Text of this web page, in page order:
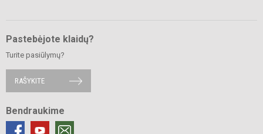
Pastebėjote klaidų?
Turite pasiūlymų?
RAŠYKITE
Bendraukime